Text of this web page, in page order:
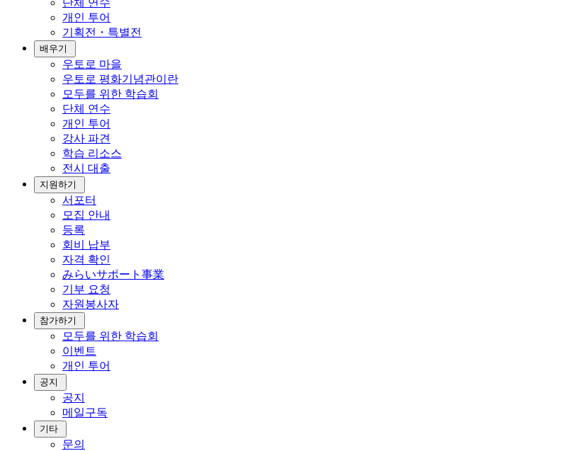
단체 연수
개인 투어
기획전・특별전
배우기
우토로 마을
우토로 평화기념관이란
모두를 위한 학습회
단체 연수
개인 투어
강사 파견
학습 리소스
전시 대출
지원하기
서포터
모집 안내
등록
회비 납부
자격 확인
みらいサポート事業
기부 요청
자원봉사자
참가하기
모두를 위한 학습회
이벤트
개인 투어
공지
공지
메일구독
기타
문의